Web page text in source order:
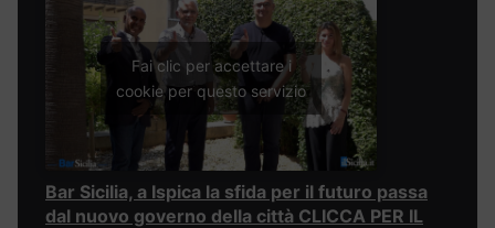
Fai clic per accettare i
cookie per questo servizio
Bar Sicilia, a Ispica la sfida per il futuro passa
dal nuovo governo della città CLICCA PER IL